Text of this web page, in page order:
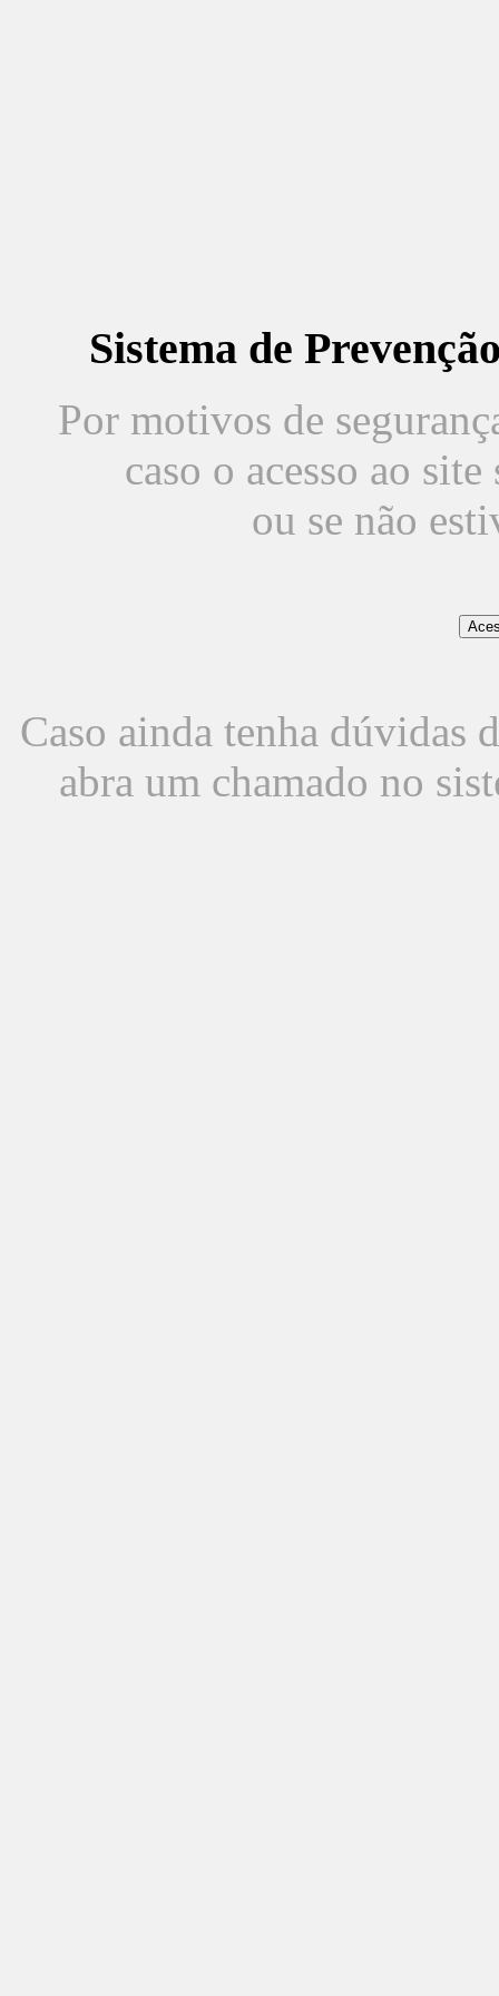
Sistema de
Por motivos de
caso o acesso ao
ou se não
Caso ainda tenha dúvidas
abra um chamado no